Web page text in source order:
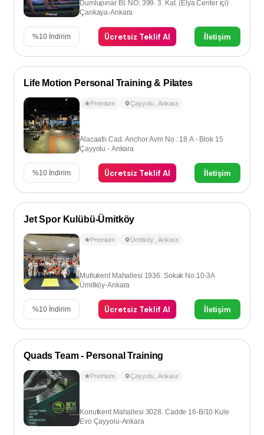
Dumlupınar BI. NO: 399. 3. Kat. (Elya Center içi)
Çankaya-Ankara
%10 İndirim Ücretsiz Teklif Al İletişim
Life Motion Personal Training & Pilates
Premium Çayyolu ,Ankara
Alacaatlı Cad. Anchor Avm No : 18 A - Blok 15
Çayyolu - Ankara
%10 İndirim Ücretsiz Teklif Al İletişim
Jet Spor Kulübü-Ümitköy
Premium Ümitköy ,Ankara
Mutlukent Mahallesi 1936. Sokak No:10-3A
Ümitköy-Ankara
%10 İndirim Ücretsiz Teklif Al İletişim
Quads Team - Personal Training
Premium Çayyolu ,Ankara
Konutkent Mahallesi 3028. Cadde 16-B/10 Kule
Evo Çayyolu-Ankara